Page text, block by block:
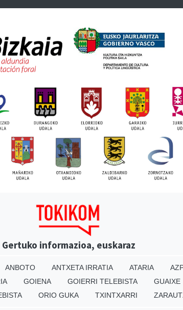
Gertuko informazioa, euskaraz
ANBOTO ANTXETA IRRATIA ATARIA
GOIENA GOIERRI TELEBISTA
GUAIXE
ORIO GUKA TXINTXARRI